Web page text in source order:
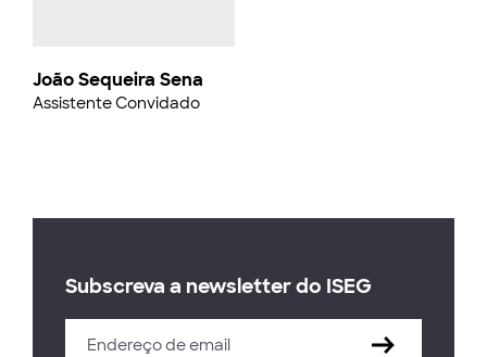
João Sequeira Sena
Assistente Convidado
Subscreva a newsletter do ISEG